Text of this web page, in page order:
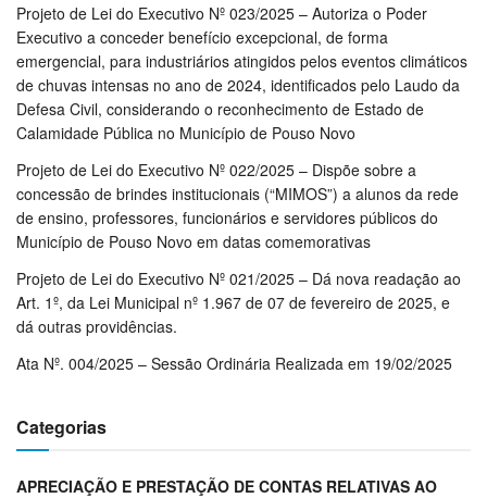
Projeto de Lei do Executivo Nº 023/2025 – Autoriza o Poder
Executivo a conceder benefício excepcional, de forma
emergencial, para industriários atingidos pelos eventos climáticos
de chuvas intensas no ano de 2024, identificados pelo Laudo da
Defesa Civil, considerando o reconhecimento de Estado de
Calamidade Pública no Município de Pouso Novo
Projeto de Lei do Executivo Nº 022/2025 – Dispõe sobre a
concessão de brindes institucionais (“MIMOS”) a alunos da rede
de ensino, professores, funcionários e servidores públicos do
Município de Pouso Novo em datas comemorativas
Projeto de Lei do Executivo Nº 021/2025 – Dá nova readação ao
Art. 1º, da Lei Municipal nº 1.967 de 07 de fevereiro de 2025, e
dá outras providências.
Ata Nº. 004/2025 – Sessão Ordinária Realizada em 19/02/2025
Categorias
APRECIAÇÃO E PRESTAÇÃO DE CONTAS RELATIVAS AO